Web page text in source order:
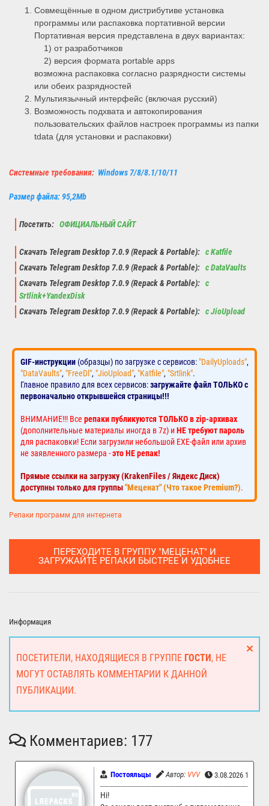
Совмещённые в одном дистрибутиве установка
программы или распаковка портативной версии
Портативная версия представлена в двух вариантах:
1) от разработчиков
2) версия формата portable apps
возможна распаковка согласно разрядности системы
или обеих разрядностей
Мультиязычный интерфейс (включая русский)
Возможность подхвата и автокопирования
пользовательских файлов настроек программы из папки
tdata (для установки и распаковки)
Системные требования: Windows 7/8/8.1/10/11
Размер файла: 95,2Mb
Посетить: ОФИЦИАЛЬНЫЙ САЙТ
Скачать Telegram Desktop 7.0.9 (Repack & Portable): с Katfile
Скачать Telegram Desktop 7.0.9 (Repack & Portable): с DataVaults
Скачать Telegram Desktop 7.0.9 (Repack & Portable): с
Srtlink+YandexDisk
Скачать Telegram Desktop 7.0.9 (Repack & Portable): с JioUpload
GIF-инструкции (образцы) по загрузке с сервисов: "DailyUploads",
"DataVaults", "FreeDl", "JioUpload", "Katfile", "Srtlink".
Главное правило для всех сервисов:загружайте файл ТОЛЬКО с
первоначально открывшейся страницы!!!
ВНИМАНИЕ!!! Все репаки публикуются ТОЛЬКО в zip-архивах
(дополнительные материалы иногда в 7z) иНЕ требуют пароль
для распаковки! Если загрузили небольшой EXE-файл или архив
не заявленного размера -это НЕ репак!
Прямые ссылки на загрузку (KrakenFiles / Яндекс Диск)
доступны только для группы"Меценат" (Что такое Premium?).
Репаки программ для интернета
ПЕРЕХОДИТЕ В ГРУППУ "МЕЦЕНАТ" И
ЗАГРУЖАЙТЕ РЕПАКИ БЫСТРЕЕ И УДОБНЕЕ
Информация
ПОСЕТИТЕЛИ, НАХОДЯЩИЕСЯ В ГРУППЕ ГОСТИ, НЕ
МОГУТ ОСТАВЛЯТЬ КОММЕНТАРИИ К ДАННОЙ
ПУБЛИКАЦИИ.
Комментариев: 177
Постояльцы Автор: VVV 3.08.2026 13:37
Hi!